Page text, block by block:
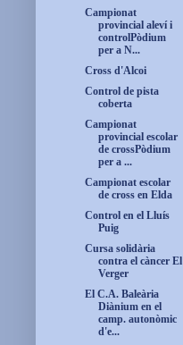
Campionat
provincial aleví i
controlPòdium
per a N...
Cross d'Alcoi
Control de pista
coberta
Campionat
provincial escolar
de crossPòdium
per a ...
Campionat escolar
de cross en Elda
Control en el Lluís
Puig
Cursa solidària
contra el càncer El
Verger
El C.A. Baleària
Diànium en el
camp. autonòmic
d'e...